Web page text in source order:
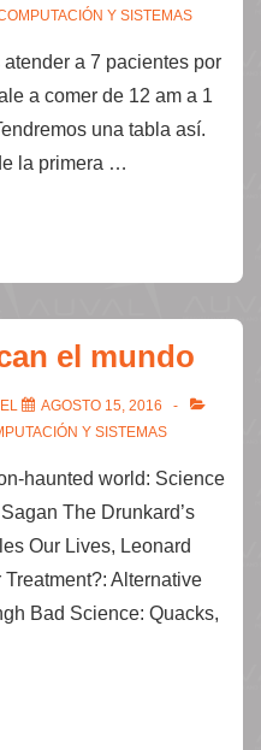
Y SISTEMAS
a 7 pacientes por
a comer de 12 am a 1
una tabla así.
la primera …
el mundo
AGOSTO 15, 2016
Y SISTEMAS
haunted world: Science
The Drunkard’s
Our Lives, Leonard
Alternative
Bad Science: Quacks,